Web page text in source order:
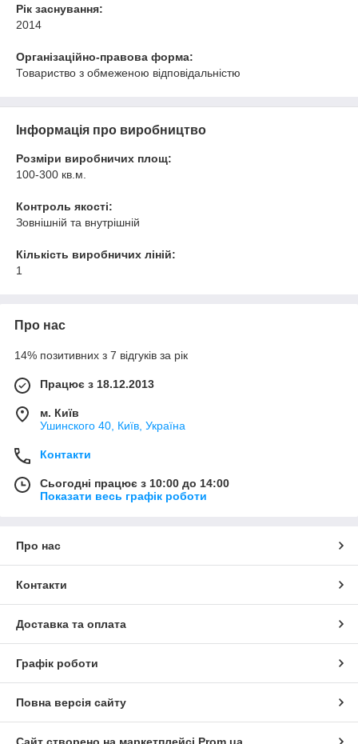
Рік заснування:
2014
Організаційно-правова форма:
Товариство з обмеженою відповідальністю
Інформація про виробництво
Розміри виробничих площ:
100-300 кв.м.
Контроль якості:
Зовнішній та внутрішній
Кількість виробничих ліній:
1
Про нас
14% позитивних з 7 відгуків за рік
Працює з 18.12.2013
м. Київ
Ушинского 40, Київ, Україна
Контакти
Сьогодні працює з 10:00 до 14:00
Показати весь графік роботи
Про нас
Контакти
Доставка та оплата
Графік роботи
Повна версія сайту